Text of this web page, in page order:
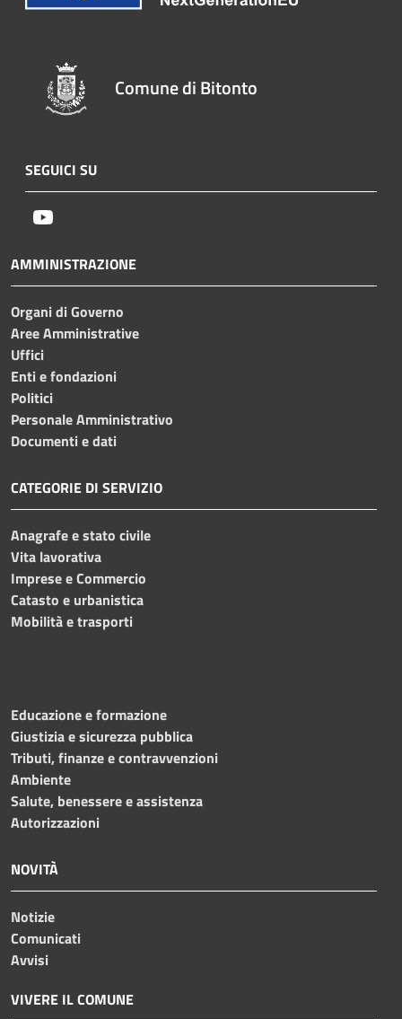
Comune di Bitonto
SEGUICI SU
AMMINISTRAZIONE
Organi di Governo
Aree Amministrative
Uffici
Enti e fondazioni
Politici
Personale Amministrativo
Documenti e dati
CATEGORIE DI SERVIZIO
Anagrafe e stato civile
Vita lavorativa
Imprese e Commercio
Catasto e urbanistica
Mobilità e trasporti
Educazione e formazione
Giustizia e sicurezza pubblica
Tributi, finanze e contravvenzioni
Ambiente
Salute, benessere e assistenza
Autorizzazioni
NOVITÀ
Notizie
Comunicati
Avvisi
VIVERE IL COMUNE